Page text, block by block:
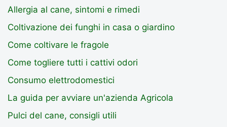
Allergia al cane, sintomi e rimedi
Coltivazione dei funghi in casa o giardino
Come coltivare le fragole
Come togliere tutti i cattivi odori
Consumo elettrodomestici
La guida per avviare un'azienda Agricola
Pulci del cane, consigli utili